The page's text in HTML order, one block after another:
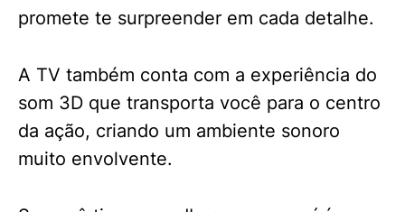
promete te surpreender em cada detalhe.
A TV também conta com a experiência do
som 3D que transporta você para o centro
da ação, criando um ambiente sonoro
muito envolvente.